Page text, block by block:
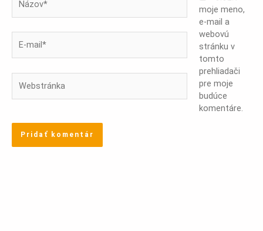
mail*
moje meno,
e-mail a
webovú
stránku v
tomto
prehliadači
pre moje
budúce
komentáre.